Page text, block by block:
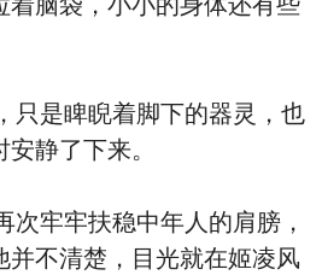
是睥睨着脚下的器灵，也
静了下来。
牢牢扶稳中年人的肩膀，
并不清楚，目光就在姬凌风